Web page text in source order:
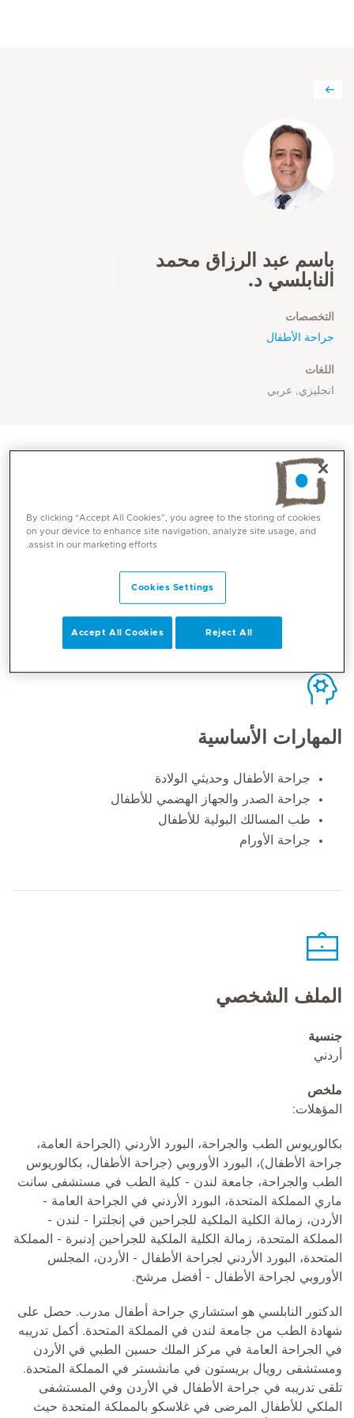
باسم عبد الرزاق محمد
النابلسي د.
التخصصات
جراحة الأطفال
اللغات
انجليزي, عربي
الاتصال
Mediclinic Middle East Corporate Office
المهارات الأساسية
جراحة الأطفال وحديثي الولادة
جراحة الصدر والجهاز الهضمي للأطفال
طب المسالك البولية للأطفال
جراحة الأورام
الملف الشخصي
جنسية
أردني
ملخص
المؤهلات:
بكالوريوس الطب والجراحة، البورد الأردني (الجراحة العامة،
جراحة الأطفال)، البورد الأوروبي (جراحة الأطفال، بكالوريوس
الطب والجراحة، جامعة لندن - كلية الطب في مستشفى سانت
ماري المملكة المتحدة، البورد الأردني في الجراحة العامة -
الأردن، زمالة الكلية الملكية للجراحين في إنجلترا - لندن -
المملكة المتحدة، زمالة الكلية الملكية للجراحين إدنبرة - المملكة
المتحدة، البورد الأردني لجراحة الأطفال - الأردن، المجلس
الأوروبي لجراحة الأطفال - أفضل مرشح.
الدكتور النابلسي هو استشاري جراحة أطفال مدرب. حصل على
شهادة الطب من جامعة لندن في المملكة المتحدة. أكمل تدريبه
في الجراحة العامة في مركز الملك حسين الطبي في الأردن
ومستشفى رويال بريستون في مانشستر في المملكة المتحدة.
تلقى تدريبه في جراحة الأطفال في الأردن وفي المستشفى
الملكي للأطفال المرضى في غلاسكو بالمملكة المتحدة حيث
By clicking “Accept All Cookies”, you agree to the storing of cookies
on your device to enhance site navigation, analyze site usage, and
assist in our marketing efforts.
Cookies Settings
Reject All
Accept All Cookies